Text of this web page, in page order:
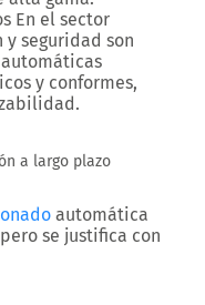
En el sector
seguridad son
y conformes,
a largo plazo
automática
se justifica con